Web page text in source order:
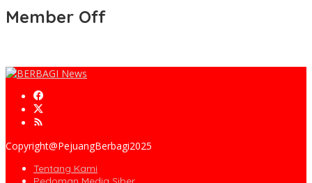
Member Off
Copyright@PejuangBerbagi2025
Tentang Kami